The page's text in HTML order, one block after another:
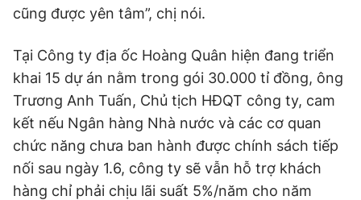
cũng được yên tâm”, chị nói.
Tại Công ty địa ốc Hoàng Quân hiện đang triển
khai 15 dự án nằm trong gói 30.000 tỉ đồng, ông
Trương Anh Tuấn, Chủ tịch HĐQT công ty, cam
kết nếu Ngân hàng Nhà nước và các cơ quan
chức năng chưa ban hành được chính sách tiếp
nối sau ngày 1.6, công ty sẽ vẫn hỗ trợ khách
hàng chỉ phải chịu lãi suất 5%/năm cho năm